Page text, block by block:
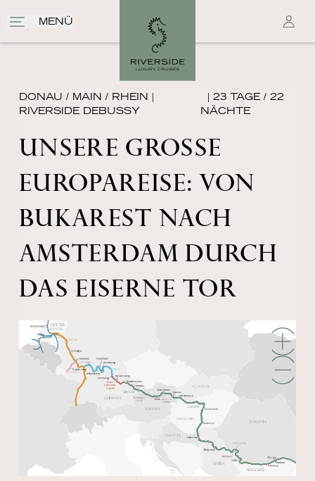
MENÜ
DONAU / MAIN / RHEIN |
RIVERSIDE DEBUSSY
| 23 TAGE / 22
NÄCHTE
UNSERE GROSSE E
UROPAREISE: VON B
UKAREST NACH A
MSTERDAM DURCH D
AS EISERNE TOR